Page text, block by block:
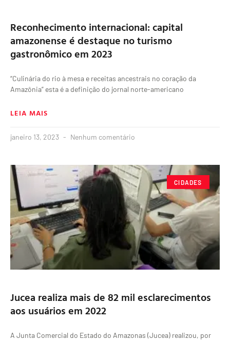
Reconhecimento internacional: capital
amazonense é destaque no turismo
gastronômico em 2023
“Culinária do rio à mesa e receitas ancestrais no coração da
Amazônia” esta é a definição do jornal norte-americano
LEIA MAIS
janeiro 13, 2023 Nenhum comentário
CIDADES
Jucea realiza mais de 82 mil esclarecimentos
aos usuários em 2022
A Junta Comercial do Estado do Amazonas (Jucea) realizou, por